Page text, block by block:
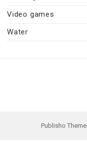
Video games
Water
Publisho Theme